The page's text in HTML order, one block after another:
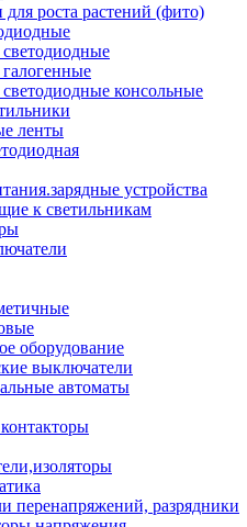
роста растений (фито)
консольные
ленты
устройства
к светильникам
оборудование
выключатели
автоматы
перенапряжений, разрядники